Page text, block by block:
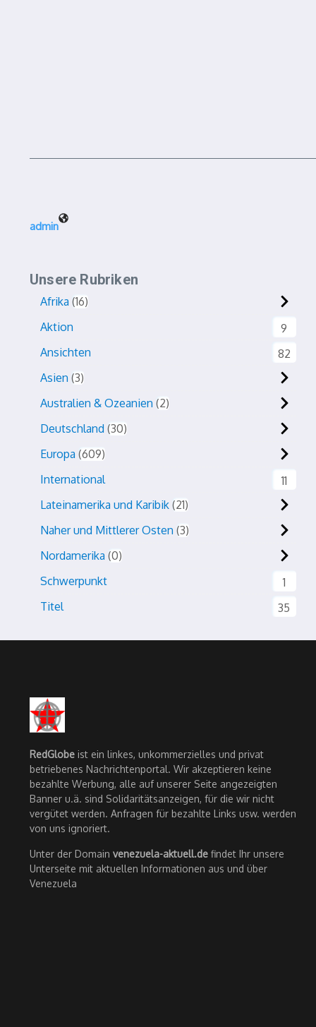
admin
Unsere Rubriken
Afrika 16
Aktion
9
Ansichten
82
Asien 3
Australien & Ozeanien 2
Deutschland 30
Europa 609
International
11
Lateinamerika und Karibik 21
Naher und Mittlerer Osten 3
Nordamerika 0
Schwerpunkt
1
Titel
35
RedGlobe ist ein linkes, unkommerzielles und privat
betriebenes Nachrichtenportal. Wir akzeptieren keine
bezahlte Werbung, alle auf unserer Seite angezeigten
Banner u.ä. sind Solidaritätsanzeigen, für die wir nicht
vergütet werden. Anfragen für bezahlte Links usw. werden
von uns ignoriert.
Unter der Domain venezuela-aktuell.de findet Ihr unsere
Unterseite mit aktuellen Informationen aus und über
Venezuela